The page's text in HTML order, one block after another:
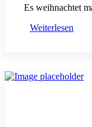
Es weihnachtet
Weiterlesen